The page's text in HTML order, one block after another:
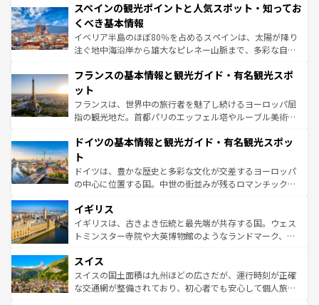
ろん、トスカーナの美しい田園風景やアマルフィ海岸の絶
景など、自然景観も見逃せない。観光の合間には、本場の
ピザやパスタなど、絶品のイタリア料理を堪能することも
できる。朝目覚めてから夜眠るまで、すべての瞬間を楽し
なお、新着のイタリア情報はコンテンツ一覧を参照してほ
しい。
スペインの観光ポイントと人気スポット・知ってお
くべき基本情報
イベリア半島のほぼ80％を占めるスペインは、太陽が降り
注ぐ地中海沿岸から雄大なピレネー山脈まで、多彩な自然
文化が根付くこの国では、情熱的なフラメンコ、熱気あふ
れる闘牛、そして美味しいタパスが生活の一部となってい
る。首都マドリードの洗練された雰囲気や、バルセロナの
アートに溢れた街角から、地方では古代ローマ遺跡や中世
せる。地方によって風土や気候が異なるスペインはその個
ンテンツ一覧 を参照してほしい。
フランスの基本情報と観光ガイド・有名観光スポ
ット
フランスは、世界中の旅行者を魅了し続けるヨーロッパ屈
指の観光地だ。首都パリのエッフェル塔やルーブル美術館
で、幅広い魅力が詰まっている。華麗な宮殿、歴史的な大
聖堂、美しいビーチ、そして豊かな自然が、訪れる者を心
から魅了する。また、フランスは美食の国としても知ら
れ、フランス料理はユネスコ無形文化遺産にも登録されて
香り高いラベンダー畑など、多彩な楽しみ方が可能だ。さ
らに、パリ以外の地域にも魅力が溢れており、どの街角に
も豊かな歴史と文化が息づいている。パリ以外の個性あふ
を参照してほしい。
ドイツの基本情報と観光ガイド・有名観光スポッ
ト
ドイツは、豊かな歴史と多彩な文化が交差するヨーロッパ
の中心に位置する国。中世の街並みが残るロマンチック街
顔を持つこの国は、どこを歩いても飽きることがない。ベ
ルリンの文化的活気、バイエルン州のアルプスの絶景、そ
してライン川沿いのワイン畑といった風景は必見。ビール
は、お酒好きな人にはぜひ体験してほしい。 なお、新着の
ドイツ情報はコンテンツ一覧を参照してほしい。
イギリス
イギリスは、古きよき伝統と最先端が共存する国。ウェス
トミンスター寺院や大英博物館のようなランドマーク、歴
リアごとに異なる魅力がある。また、優雅なアフタヌーン
ティー、ビール好きにはたまらない英国パブ、サッカー観
戦など、本場だからこそできる体験も豊富。イギリスを旅
スイス
スイスの国土面積は九州ほどの広さだが、運行時刻が正確
な交通網が整備されており、初心者でも安心して個人旅行